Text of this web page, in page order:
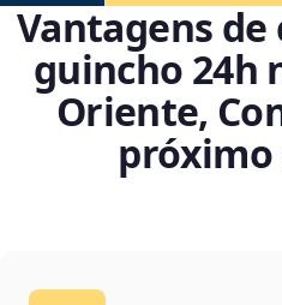
Vantagens
guincho 24h
Oriente,
próximo